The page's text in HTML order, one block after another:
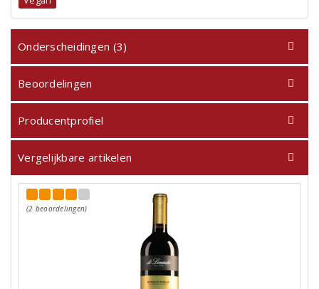
Onderscheidingen (3)
Beoordelingen
Producentprofiel
Vergelijkbare artikelen
(2 beoordelingen)